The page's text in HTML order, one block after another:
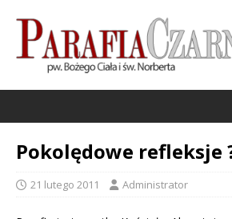
Pokolędowe refleksje
21 lutego 2011 Administrator